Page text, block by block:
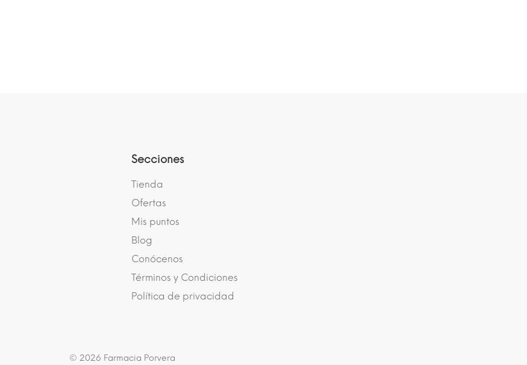
Secciones
Tienda
Ofertas
Mis puntos
Blog
Conócenos
Términos y Condiciones
Política de privacidad
© 2026 Farmacia Porvera